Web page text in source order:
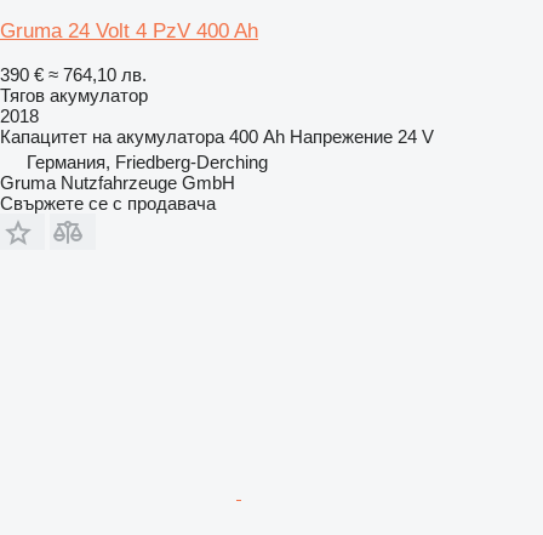
Gruma 24 Volt 4 PzV 400 Ah
390 € ≈ 764,10 лв.
Тягов акумулатор
2018
Капацитет на акумулатора 400 Ah Напрежение 24 V
Германия, Friedberg-Derching
Gruma Nutzfahrzeuge GmbH
Свържете се с продавача